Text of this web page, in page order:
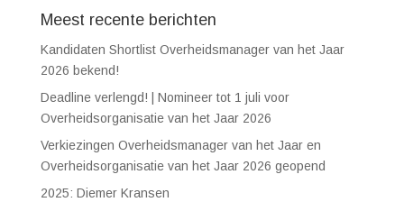
Meest recente berichten
Kandidaten Shortlist Overheidsmanager van het Jaar
2026 bekend!
Deadline verlengd! | Nomineer tot 1 juli voor
Overheidsorganisatie van het Jaar 2026
Verkiezingen Overheidsmanager van het Jaar en
Overheidsorganisatie van het Jaar 2026 geopend
2025: Diemer Kransen